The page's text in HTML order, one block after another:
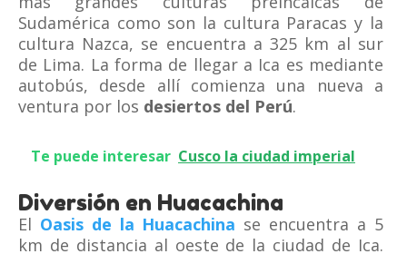
Sudamérica como son la cultura Paracas y la
cultura Nazca, se encuentra a 325 km al sur
de Lima. La forma de llegar a Ica es mediante
autobús, desde allí comienza una nueva a
ventura por los desiertos del Perú.
Te puede interesar Cusco la ciudad imperial
Diversión en Huacachina
El Oasis de la Huacachina se encuentra a 5
km de distancia al oeste de la ciudad de Ica.